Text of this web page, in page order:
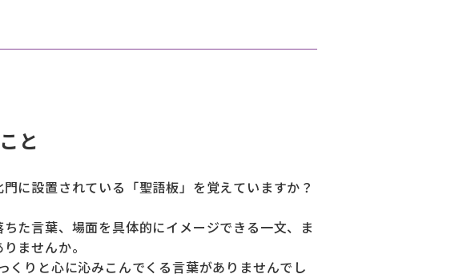
と
に設置されている「聖語板」を覚えていますか？
た言葉、場面を具体的にイメージできる一文、ま
ませんか。
くりと心に沁みこんでくる言葉がありませんでし